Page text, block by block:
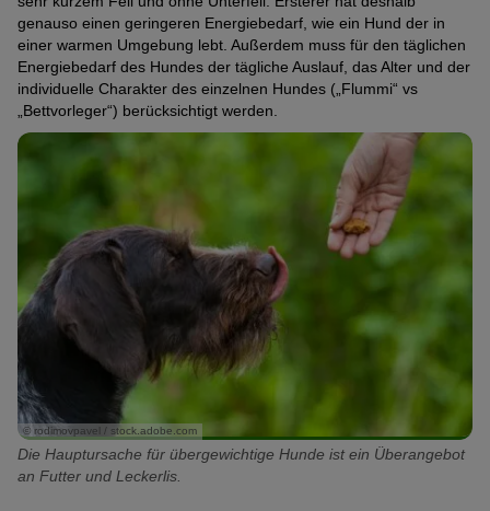
genauso einen geringeren Energiebedarf, wie ein Hund der in
einer warmen Umgebung lebt. Außerdem muss für den täglichen
Energiebedarf des Hundes der tägliche Auslauf, das Alter und der
individuelle Charakter des einzelnen Hundes („Flummi“ vs
„Bettvorleger“) berücksichtigt werden.
© rodimovpavel / stock.adobe.com
Die Hauptursache für übergewichtige Hunde ist ein Überangebot
an Futter und Leckerlis.